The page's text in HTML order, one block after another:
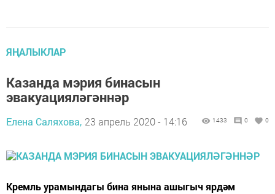
ЯҢАЛЫКЛАР
Казанда мэрия бинасын
эвакуацияләгәннәр
Елена Саляхова, 23 апрель 2020 - 14:16 1433 0 0
Кремль урамындагы бина янына ашыгыч ярдәм